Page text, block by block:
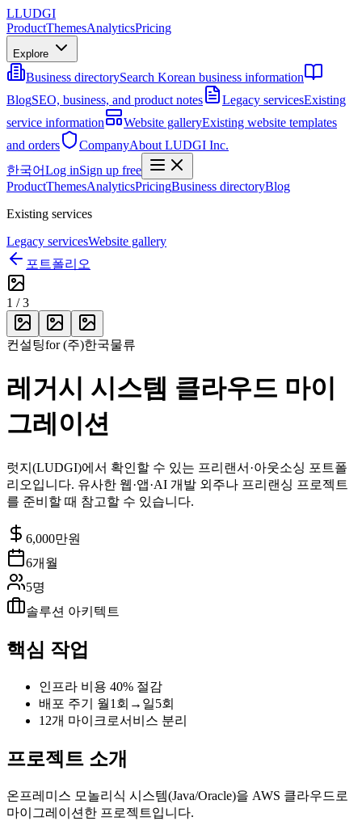
LLUDGI
ProductThemesAnalyticsPricing
Explore
Business directorySearch Korean business information
BlogSEO, business, and product notes Legacy servicesExisting
service information
Website galleryExisting website templates
and orders
CompanyAbout LUDGI Inc.
한국어Log inSign up free
ProductThemesAnalyticsPricingBusiness directoryBlog
Existing services
Legacy servicesWebsite gallery
포트폴리오
1 /3
컨설팅for(주)한국물류
레거시 시스템 클라우드 마이
그레이션
럿지(LUDGI)에서 확인할 수 있는 프리랜서·아웃소싱 포트폴
리오입니다. 유사한 웹·앱·AI 개발 외주나 프리랜싱 프로젝트
를 준비할 때 참고할 수 있습니다.
6,000만원
6개월
5명
솔루션 아키텍트
핵심 작업
인프라 비용 40% 절감
배포 주기 월1회→일5회
12개 마이크로서비스 분리
프로젝트 소개
온프레미스 모놀리식 시스템(Java/Oracle)을 AWS 클라우드로
마이그레이션한 프로젝트입니다.